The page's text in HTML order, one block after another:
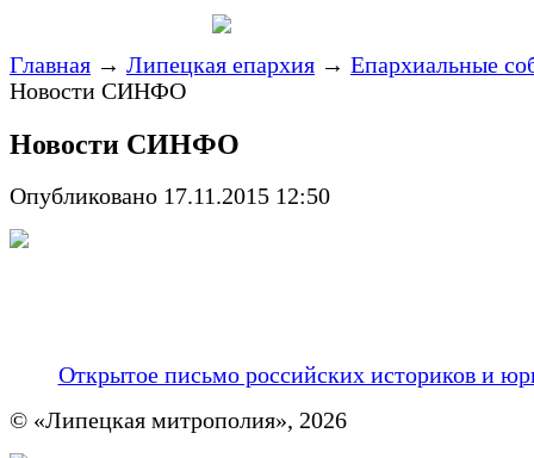
Главная → Липецкая епархия → Епархиальные
Новости СИНФО
Новости СИНФО
Опубликовано 17.11.2015 12:50
Открытое письмо российских историков и
© «Липецкая митрополия», 2026